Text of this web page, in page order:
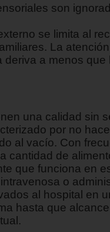
son
se limita al
La
deriva a menos que
una calidad sin
por no
al vacío. Con
cantidad de
que funciona en
o
al hospital en
hasta que